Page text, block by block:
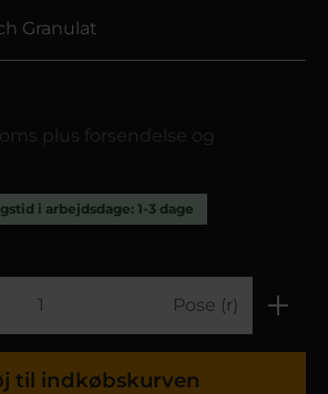
Granulat
plus forsendelse og
i arbejdsdage: 1-3 dage
Pose (r)
til indkøbskurven